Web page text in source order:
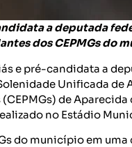
a deputada
dos CEPMGs do
e pré-candidata a
Unificada de
de
no Estádio
do município em